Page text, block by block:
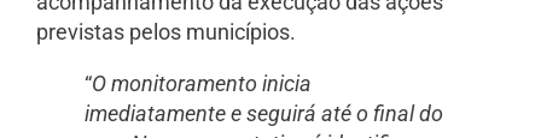
previstas pelos municípios.
“O monitoramento inicia
imediatamente e seguirá até o final do